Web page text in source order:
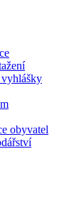
vyhlášky
obyvatel